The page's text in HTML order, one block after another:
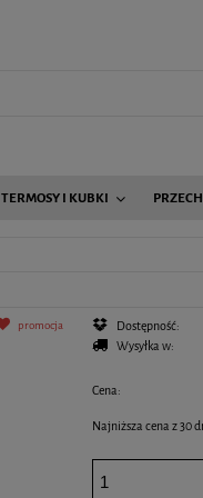
TERMOSY I KUBKI
promocja Dostępność:
Wysyłka w:
Cena:
Najniższa cena z 30
Jeżeli produkt jest